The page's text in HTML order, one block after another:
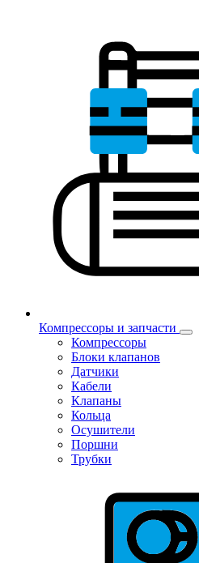
Компрессоры и запчасти
Компрессоры
Блоки клапанов
Датчики
Кабели
Клапаны
Кольца
Осушители
Поршни
Трубки